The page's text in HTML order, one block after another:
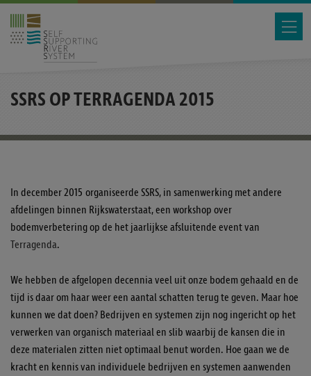
SSRS OP TERRAGENDA 2015
In december 2015 organiseerde SSRS, in samenwerking met andere
afdelingen binnen Rijkswaterstaat, een workshop over
bodemverbetering op de het jaarlijkse afsluitende event van
Terragenda.
We hebben de afgelopen decennia veel uit onze bodem gehaald en de
tijd is daar om haar weer een aantal schatten terug te geven. Maar hoe
kunnen we dat doen? Bedrijven en systemen zijn nog ingericht op het
verwerken van organisch materiaal en slib waarbij de kansen die in
deze materialen zitten niet optimaal benut worden. Hoe gaan we de
kracht en kennis van individuele bedrijven en systemen aanwenden